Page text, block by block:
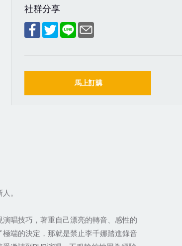
社群分享
馬上訂購
。
唱技巧，著重自己漂亮的轉音、感性的
端的決定，那就是禁止李千娜踏進錄音